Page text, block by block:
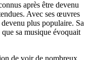
après être devenu
Avec ses œuvres
plus populaire. Sa
sa musique évoquait
de voir de nombreux